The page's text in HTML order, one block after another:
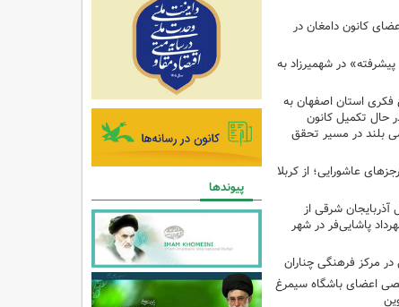
کانون دامغان در
در شهمیرزاد به
فکری استان اصفهان به
حال تکمیل کانون
بلند در مسیر تحقق
عاشورایی؛ از کربلا
آذربایجان شرقی از
پاشایی‌فر در شهر
مرکز فرهنگی چناران
اعضای باشگاه سیمرغ
پیوندها